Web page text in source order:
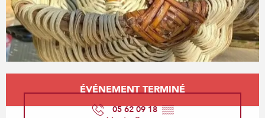
Ouverture et coordonnées
ÉVÉNEMENT TERMINÉ
05 62 09 18▒▒